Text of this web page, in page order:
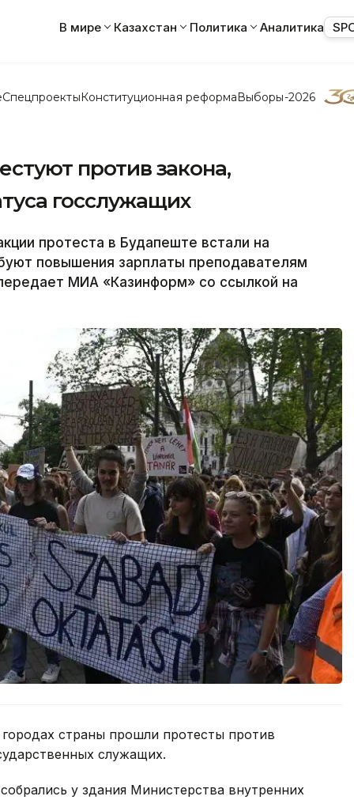
В мире Казахстан Политика Аналитика
СпецпроектыКонституционная реформаВыборы-2026
против закона,
госслужащих
протеста в Будапеште встали на
повышения зарплаты преподавателям
МИА «Казинформ» со ссылкой на
страны прошли протесты против
служащих.
у здания Министерства внутренних